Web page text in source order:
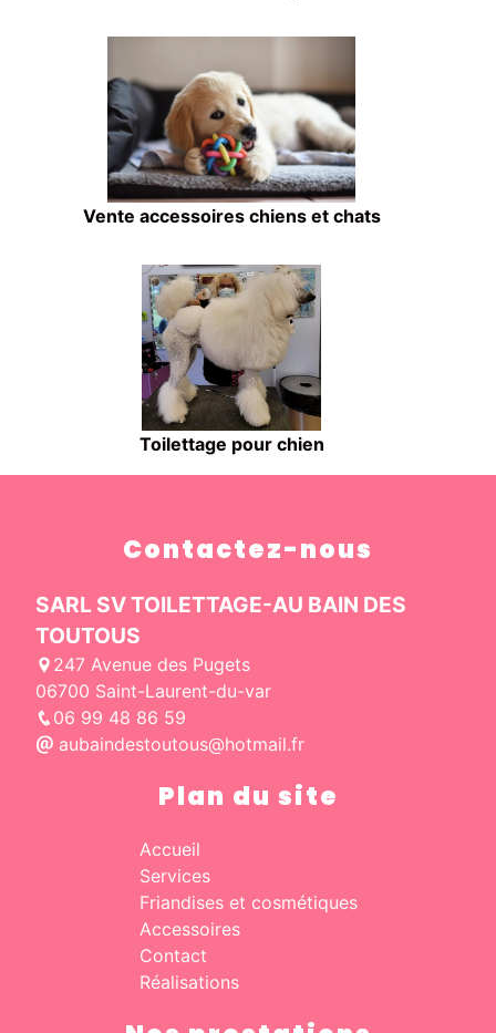
Vente accessoires chiens et chats
Toilettage pour chien
Contactez-nous
SARL SV TOILETTAGE-AU BAIN DES
TOUTOUS
247 Avenue des Pugets
06700 Saint-Laurent-du-var
06 99 48 86 59
aubaindestoutous@hotmail.fr
Plan du site
Accueil
Services
Friandises et cosmétiques
Accessoires
Contact
Réalisations